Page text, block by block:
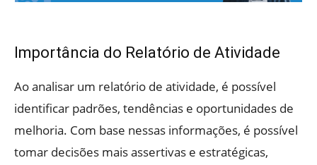
Importância do Relatório de Atividade
Ao analisar um relatório de atividade, é possível
identificar padrões, tendências e oportunidades de
melhoria. Com base nessas informações, é possível
tomar decisões mais assertivas e estratégicas,